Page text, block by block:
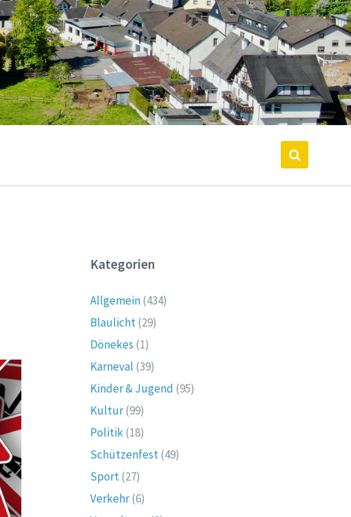
Kategorien
Allgemein(434)
Blaulicht(29)
Dönekes (1)
Karneval (39)
Kinder & Jugend (95)
Kultur(99)
Politik(18)
Schützenfest(49)
Sport(27)
Verkehr(6)